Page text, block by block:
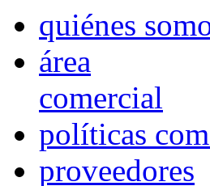
quiénes
área
comercial
políticas
proveedores